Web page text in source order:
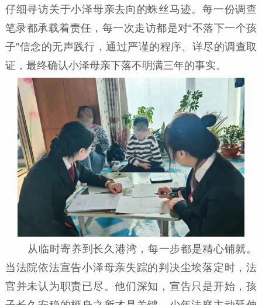
仔细寻访关于小泽母亲去向的蛛丝马迹。每一份调查
笔录都承载着责任，每一次走访都是对“不落下一个孩
子”信念的无声践行，通过严谨的程序、详尽的调查取
证，最终确认小泽母亲下落不明满三年的事实。
从临时寄养到长久港湾，每一步都是精心铺就。
当法院依法宣告小泽母亲失踪的判决尘埃落定时，法
官并未认为职责已尽。他们深知，宣告只是开始，孩